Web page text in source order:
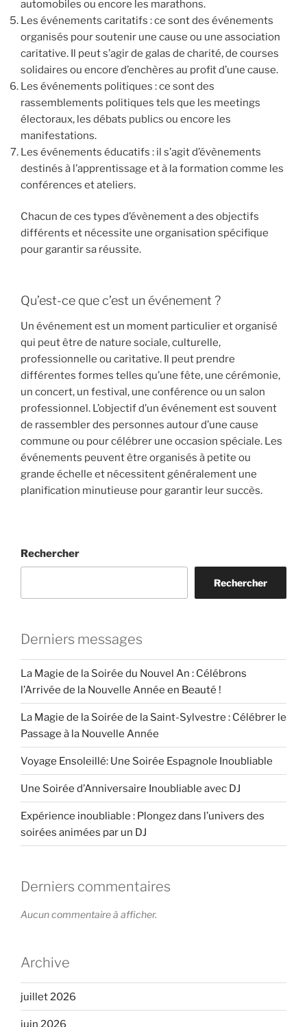
automobiles ou encore les marathons.
Les événements caritatifs : ce sont des événements
organisés pour soutenir une cause ou une association
caritative. Il peut s’agir de galas de charité, de courses
solidaires ou encore d’enchères au profit d’une cause.
Les événements politiques : ce sont des
rassemblements politiques tels que les meetings
électoraux, les débats publics ou encore les
manifestations.
Les événements éducatifs : il s’agit d’évènements
destinés à l’apprentissage et à la formation comme les
conférences et ateliers.
Chacun de ces types d’évènement a des objectifs
différents et nécessite une organisation spécifique
pour garantir sa réussite.
Qu’est-ce que c’est un événement ?
Un événement est un moment particulier et organisé
qui peut être de nature sociale, culturelle,
professionnelle ou caritative. Il peut prendre
différentes formes telles qu’une fête, une cérémonie,
un concert, un festival, une conférence ou un salon
professionnel. L’objectif d’un événement est souvent
de rassembler des personnes autour d’une cause
commune ou pour célébrer une occasion spéciale. Les
événements peuvent être organisés à petite ou
grande échelle et nécessitent généralement une
planification minutieuse pour garantir leur succès.
Rechercher
Rechercher
Derniers messages
La Magie de la Soirée du Nouvel An : Célébrons
l’Arrivée de la Nouvelle Année en Beauté !
La Magie de la Soirée de la Saint-Sylvestre : Célébrer le
Passage à la Nouvelle Année
Voyage Ensoleillé: Une Soirée Espagnole Inoubliable
Une Soirée d’Anniversaire Inoubliable avec DJ
Expérience inoubliable : Plongez dans l’univers des
soirées animées par un DJ
Derniers commentaires
Aucun commentaire à afficher.
Archive
juillet 2026
juin 2026